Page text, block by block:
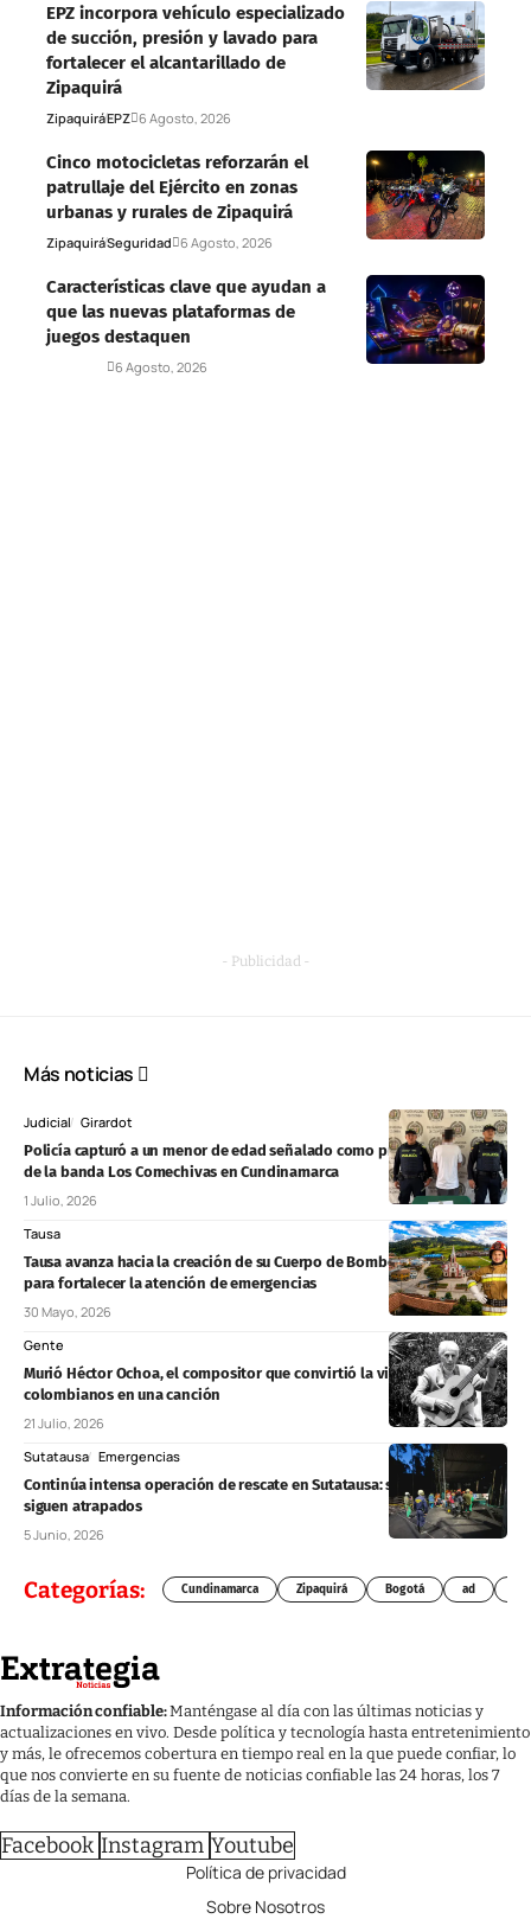
EPZ incorpora vehículo especializado
de succión, presión y lavado para
fortalecer el alcantarillado de
Zipaquirá
ZipaquiráEPZ 6 Agosto, 2026
Cinco motocicletas reforzarán el
patrullaje del Ejército en zonas
urbanas y rurales de Zipaquirá
ZipaquiráSeguridad 6 Agosto, 2026
Características clave que ayudan a
que las nuevas plataformas de
juegos destaquen
6 Agosto, 2026
- Publicidad -
Más noticias
Judicial Girardot
Policía capturó a un menor de edad señalado como presunto sicario
de la banda Los Comechivas en Cundinamarca
1 Julio, 2026
Tausa
Tausa avanza hacia la creación de su Cuerpo de Bomberos Voluntarios
para fortalecer la atención de emergencias
30 Mayo, 2026
Gente
Murió Héctor Ochoa, el compositor que convirtió la vida de los
colombianos en una canción
21 Julio, 2026
Sutatausa Emergencias
Continúa intensa operación de rescate en Sutatausa: seis mineros
siguen atrapados
5 Junio, 2026
Categorías: Cundinamarca Zipaquirá Bogotá ad
Información confiable:Manténgase al día con las últimas noticias y
actualizaciones en vivo. Desde política y tecnología hasta entretenimiento
y más, le ofrecemos cobertura en tiempo real en la que puede confiar, lo
que nos convierte en su fuente de noticias confiable las 24 horas, los 7
días de la semana.
Facebook Instagram Youtube
Política de privacidad
Sobre Nosotros